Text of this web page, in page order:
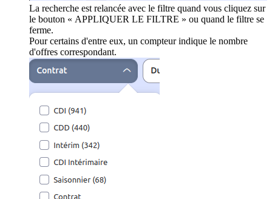
La recherche est relancée avec le filtre quand vous cliquez sur
le bouton « APPLIQUER LE FILTRE » ou quand le filtre se
ferme.
Pour certains d'entre eux, un compteur indique le nombre
d'offres correspondant.